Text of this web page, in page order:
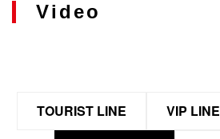
Video
TOURIST LINE VIP LINE